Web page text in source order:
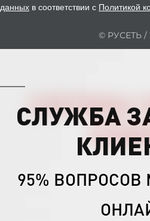
данных в соответствии с Политикой
© РУСЕТЬ /
СЛУЖБА
95%